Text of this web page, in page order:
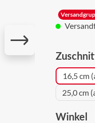
16,5 cm
25,0 cm
Winkel